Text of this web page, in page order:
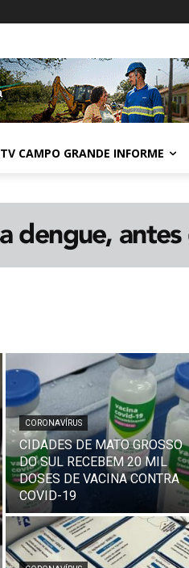
TV CAMPO GRANDE INFORME
CORONAVÍRUS
CIDADES DE MATO GROSSO
DO SUL RECEBEM 20 MIL
DOSES DE VACINA CONTRA
COVID-19